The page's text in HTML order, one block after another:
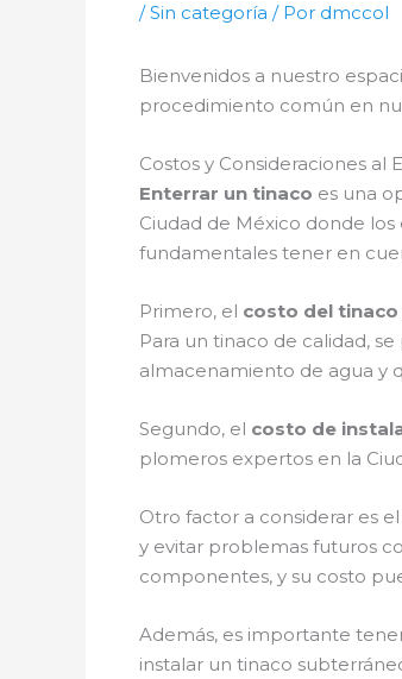
/Sin categoría / Por dmccol
Bienvenidos a nuestro
procedimiento común en
Costos y Consideraciones
Enterrar un tinaco es una
Ciudad de México donde
fundamentales tener en
Primero, el costo del tinaco
Para un tinaco de calidad,
almacenamiento de agua y
Segundo, el costo de
plomeros expertos en la
Otro factor a considerar es el
y evitar problemas futuros
componentes, y su costo
Además, es importante
instalar un tinaco